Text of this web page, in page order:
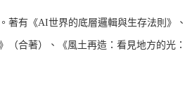
著有《AI世界的底層邏輯與生存法則》
合著）、《風土再造：看見地方的光